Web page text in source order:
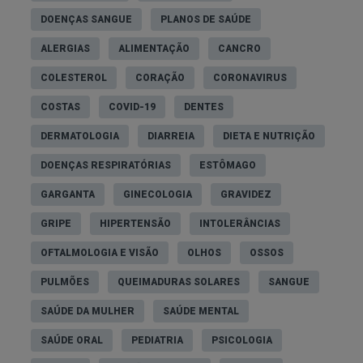
Como lidar com a ansiedade escolar?
Lidar com a ansiedade em contexto escolar de
forma eficaz implica paciência, compreensão e
algumas estratégias para ajudar a criança a
Visitar a escola com antecedência para relembrar
espaços, envolver a criança na preparação dos
DOENÇAS SANGUE PLANOS DE SAÚDE
ALERGIAS ALIMENTAÇÃO CANCRO
COLESTEROL CORAÇÃO CORONAVIRUS
COSTAS COVID-19 DENTES
DERMATOLOGIA DIARREIA DIETA E NUTRIÇÃO
DOENÇAS RESPIRATÓRIAS ESTÔMAGO
GARGANTA GINECOLOGIA GRAVIDEZ
GRIPE HIPERTENSÃO INTOLERÂNCIAS
OFTALMOLOGIA E VISÃO OLHOS OSSOS
PULMÕES QUEIMADURAS SOLARES SANGUE
SAÚDE DA MULHER SAÚDE MENTAL
SAÚDE ORAL PEDIATRIA PSICOLOGIA